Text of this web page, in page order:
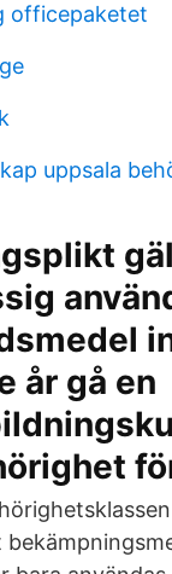
officepaketet
uppsala
år gå en